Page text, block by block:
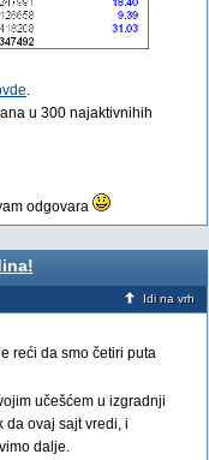
.
u 300 najaktivnihih
odgovara
Idi na vrh
reći da smo četiri puta
učešćem u izgradnji
da ovaj sajt vredi, i
dalje.